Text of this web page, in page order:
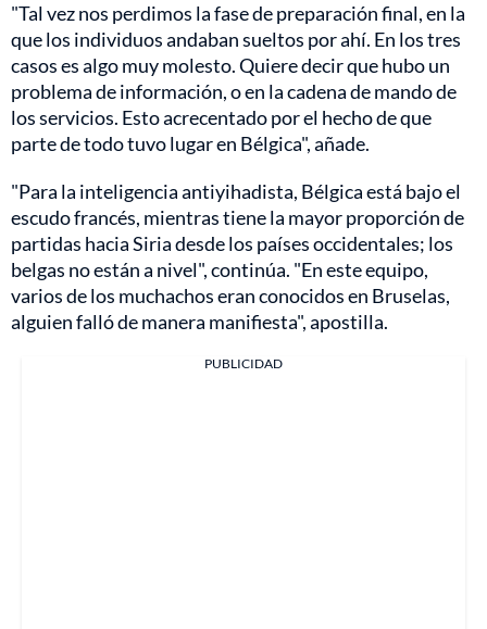
"Tal vez nos perdimos la fase de preparación final, en la
que los individuos andaban sueltos por ahí. En los tres
casos es algo muy molesto. Quiere decir que hubo un
problema de información, o en la cadena de mando de
los servicios. Esto acrecentado por el hecho de que
parte de todo tuvo lugar en Bélgica", añade.
"Para la inteligencia antiyihadista, Bélgica está bajo el
escudo francés, mientras tiene la mayor proporción de
partidas hacia Siria desde los países occidentales; los
belgas no están a nivel", continúa. "En este equipo,
varios de los muchachos eran conocidos en Bruselas,
alguien falló de manera manifiesta", apostilla.
PUBLICIDAD